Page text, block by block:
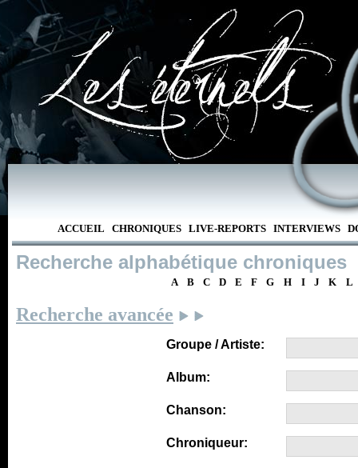
ACCUEIL CHRONIQUES LIVE-REPORTS INTERVIEWS
Recherche alphabétique chroniques
A B C D E F G H I J K L
Recherche avancée
Groupe / Artiste:
Album:
Chanson:
Chroniqueur: